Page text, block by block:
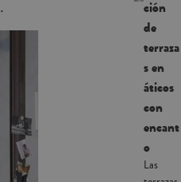
.
ción
de
terraza
s en
áticos
con
encant
o
Las